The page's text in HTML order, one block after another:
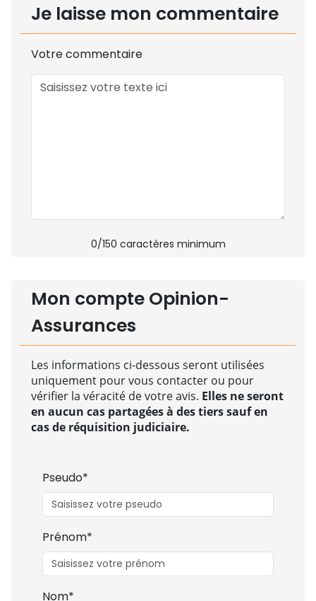
Je laisse mon commentaire
Votre commentaire
0/150 caractères minimum
Mon compte Opinion-
Assurances
Les informations ci-dessous seront utilisées
uniquement pour vous contacter ou pour
vérifier la véracité de votre avis. Elles ne seront
en aucun cas partagées à des tiers sauf en
cas de réquisition judiciaire.
Pseudo*
Prénom*
Nom*